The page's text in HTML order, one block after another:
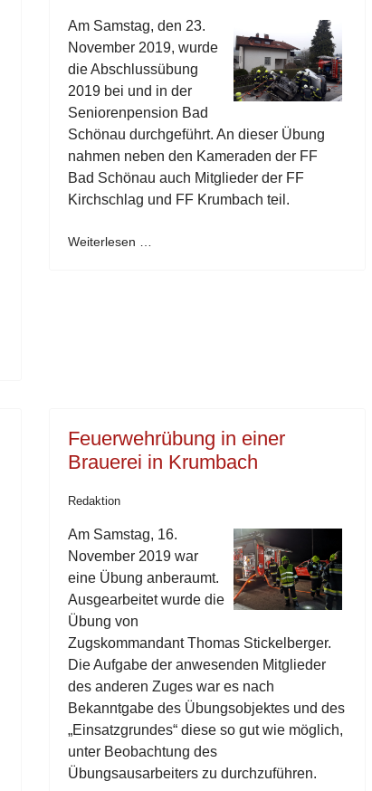
Am Samstag, den 23.
November 2019, wurde
die Abschlussübung
2019 bei und in der
Seniorenpension Bad
Schönau durchgeführt. An dieser Übung
nahmen neben den Kameraden der FF
Bad Schönau auch Mitglieder der FF
Kirchschlag und FF Krumbach teil.
Weiterlesen …
Feuerwehrübung in einer
Brauerei in Krumbach
Redaktion
Am Samstag, 16.
November 2019 war
eine Übung anberaumt.
Ausgearbeitet wurde die
Übung von
Zugskommandant Thomas Stickelberger.
Die Aufgabe der anwesenden Mitglieder
des anderen Zuges war es nach
Bekanntgabe des Übungsobjektes und des
„Einsatzgrundes“ diese so gut wie möglich,
unter Beobachtung des
Übungsausarbeiters zu durchzuführen.